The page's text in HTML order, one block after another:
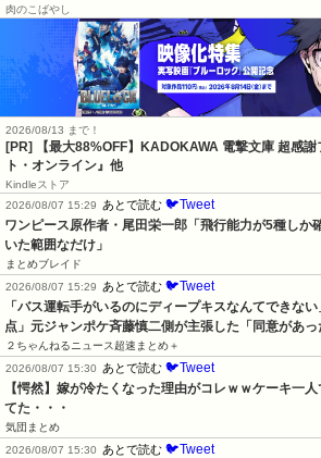
肉のこばやし
2026/08/13 まで！
[PR] 【最大88%OFF】KADOKAWA 電撃文庫 超感
ト・オンライン』他
Kindleストア
2026/08/07 15:29
あとで読む 🐦Tweet
ワンピース原作者・尾田栄一郎「飛行能力が5種しか
いた範囲なだけ」
まとめブレイド
2026/08/07 15:29
あとで読む 🐦Tweet
「バス運転手がいるのにディープキスなんてできな
点」元ジャンポケ斉藤慎二側が主張した「同意があ
２ちゃんねるニュース超速まとめ＋
2026/08/07 15:30
あとで読む 🐦Tweet
【愕然】嫁が冷たくなった理由がコレｗｗケーキ一
てた・・・
気団まとめ
2026/08/07 15:30
あとで読む 🐦Tweet